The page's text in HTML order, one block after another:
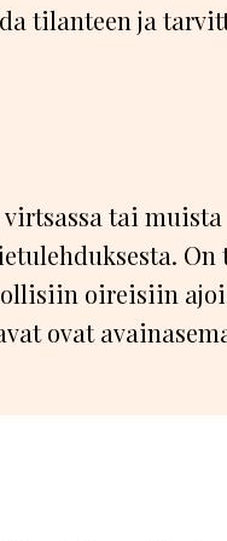
tilanteen ja
tai muista
On
oireisiin
ovat